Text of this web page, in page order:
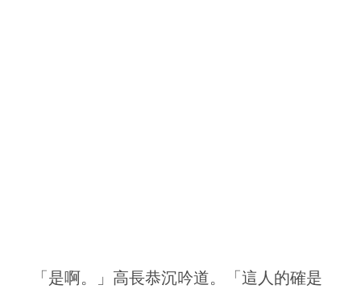
「是啊。」高長恭沉吟道。「這人的確是